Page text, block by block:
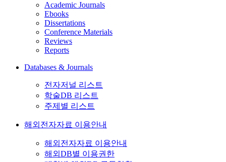
Academic Journals
Ebooks
Dissertations
Conference Materials
Reviews
Reports
Databases & Journals
전자저널 리스트
학술DB 리스트
주제별 리스트
해외전자자료 이용안내
해외전자자료 이용안내
해외DB별 이용권한